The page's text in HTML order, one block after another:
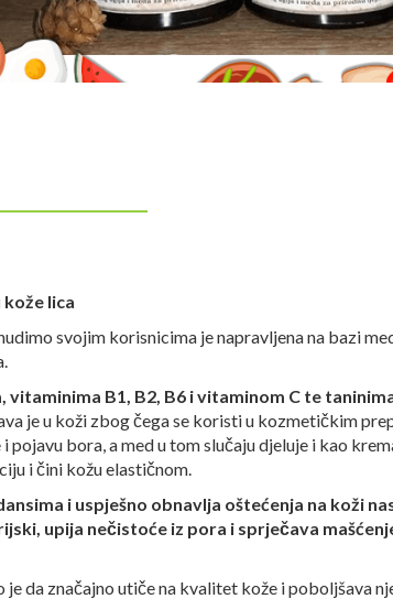
kože lica
svojim korisnicima je napravljena na bazi
vitaminima B1, B2, B6 i vitaminom C te
je u koži zbog čega se koristi u kozmetičkim
pojavu bora, a med u tom slučaju djeluje i kao
i čini kožu elastičnom.
i uspješno obnavlja oštećenja na koži
upija nečistoće iz pora i sprječava
je da značajno utiče na kvalitet kože i poboljšava